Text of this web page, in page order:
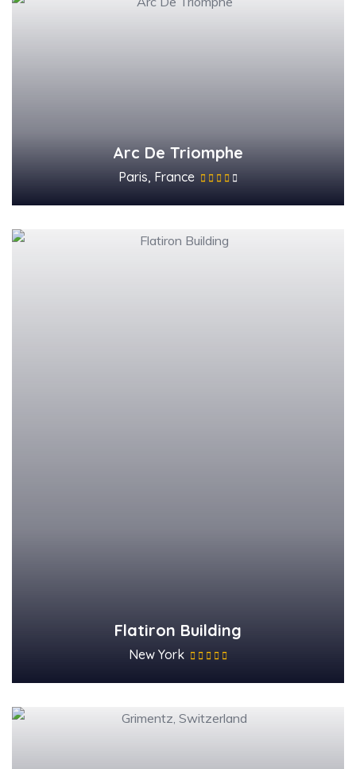
Arc De Triomphe
Paris, France
Flatiron Building
New York